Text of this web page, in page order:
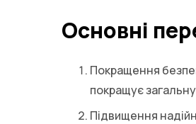
Основні
Покращення
покращує
Підвищення